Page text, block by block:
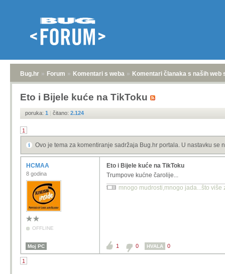
Bug.hr » Forum » Komentari s weba » Komentari članaka s naših web
Eto i Bijele kuće na TikToku
poruka: 1 | čitano: 2.124
1
Ovo je tema za komentiranje sadržaja Bug.hr portala. U nastavku se
HCMAA
8 godina
OFFLINE
Eto i Bijele kuće na TikToku
Trumpove kućne čarolije...
mnogo mudrosti,mnogo jada...što više
Moj PC 1 0 HVALA 0
1